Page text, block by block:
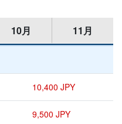
10月 11月
10,400 JPY
9,500 JPY